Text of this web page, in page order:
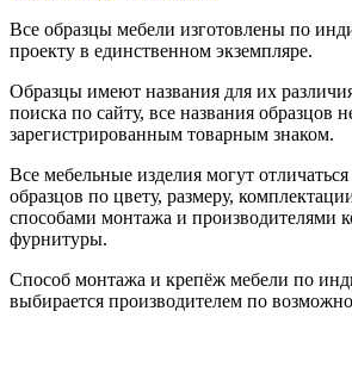
Все образцы мебели изготовлены по
проекту в единственном экземпляре.
Образцы имеют названия для их
поиска по сайту, все названия образцов
зарегистрированным товарным знаком.
Все мебельные изделия могут
образцов по цвету, размеру,
способами монтажа и производителями
фурнитуры.
Способ монтажа и крепёж мебели по
выбирается производителем по